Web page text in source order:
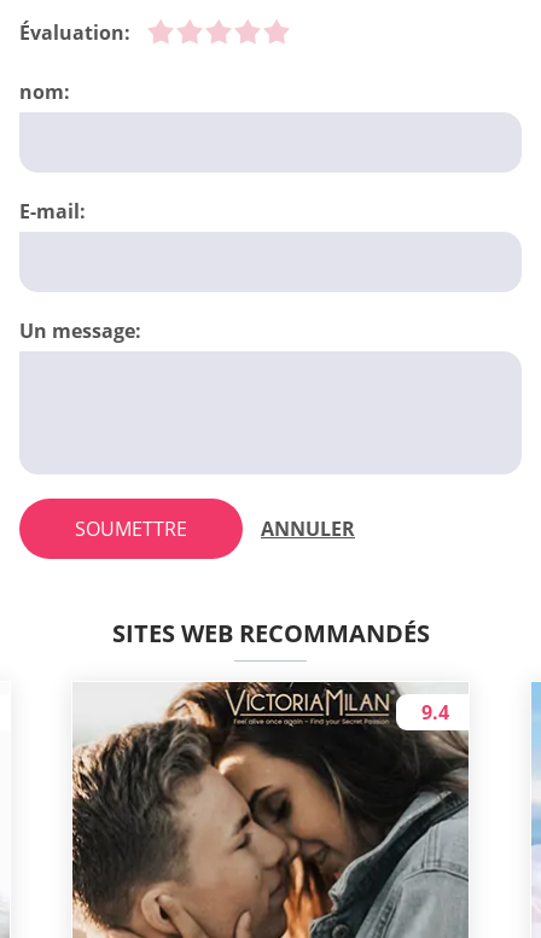
Évaluation:
nom:
E-mail:
Un message:
SOUMETTRE ANNULER
SITES WEB RECOMMANDÉS
9.4